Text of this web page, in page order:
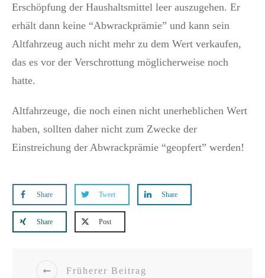
Erschöpfung der Haushaltsmittel leer auszugehen. Er
erhält dann keine “Abwrackprämie” und kann sein
Altfahrzeug auch nicht mehr zu dem Wert verkaufen,
das es vor der Verschrottung möglicherweise noch
hatte.
Altfahrzeuge, die noch einen nicht unerheblichen Wert
haben, sollten daher nicht zum Zwecke der
Einstreichung der Abwrackprämie “geopfert” werden!
Share Tweet Share
Share Post
Früherer Beitrag